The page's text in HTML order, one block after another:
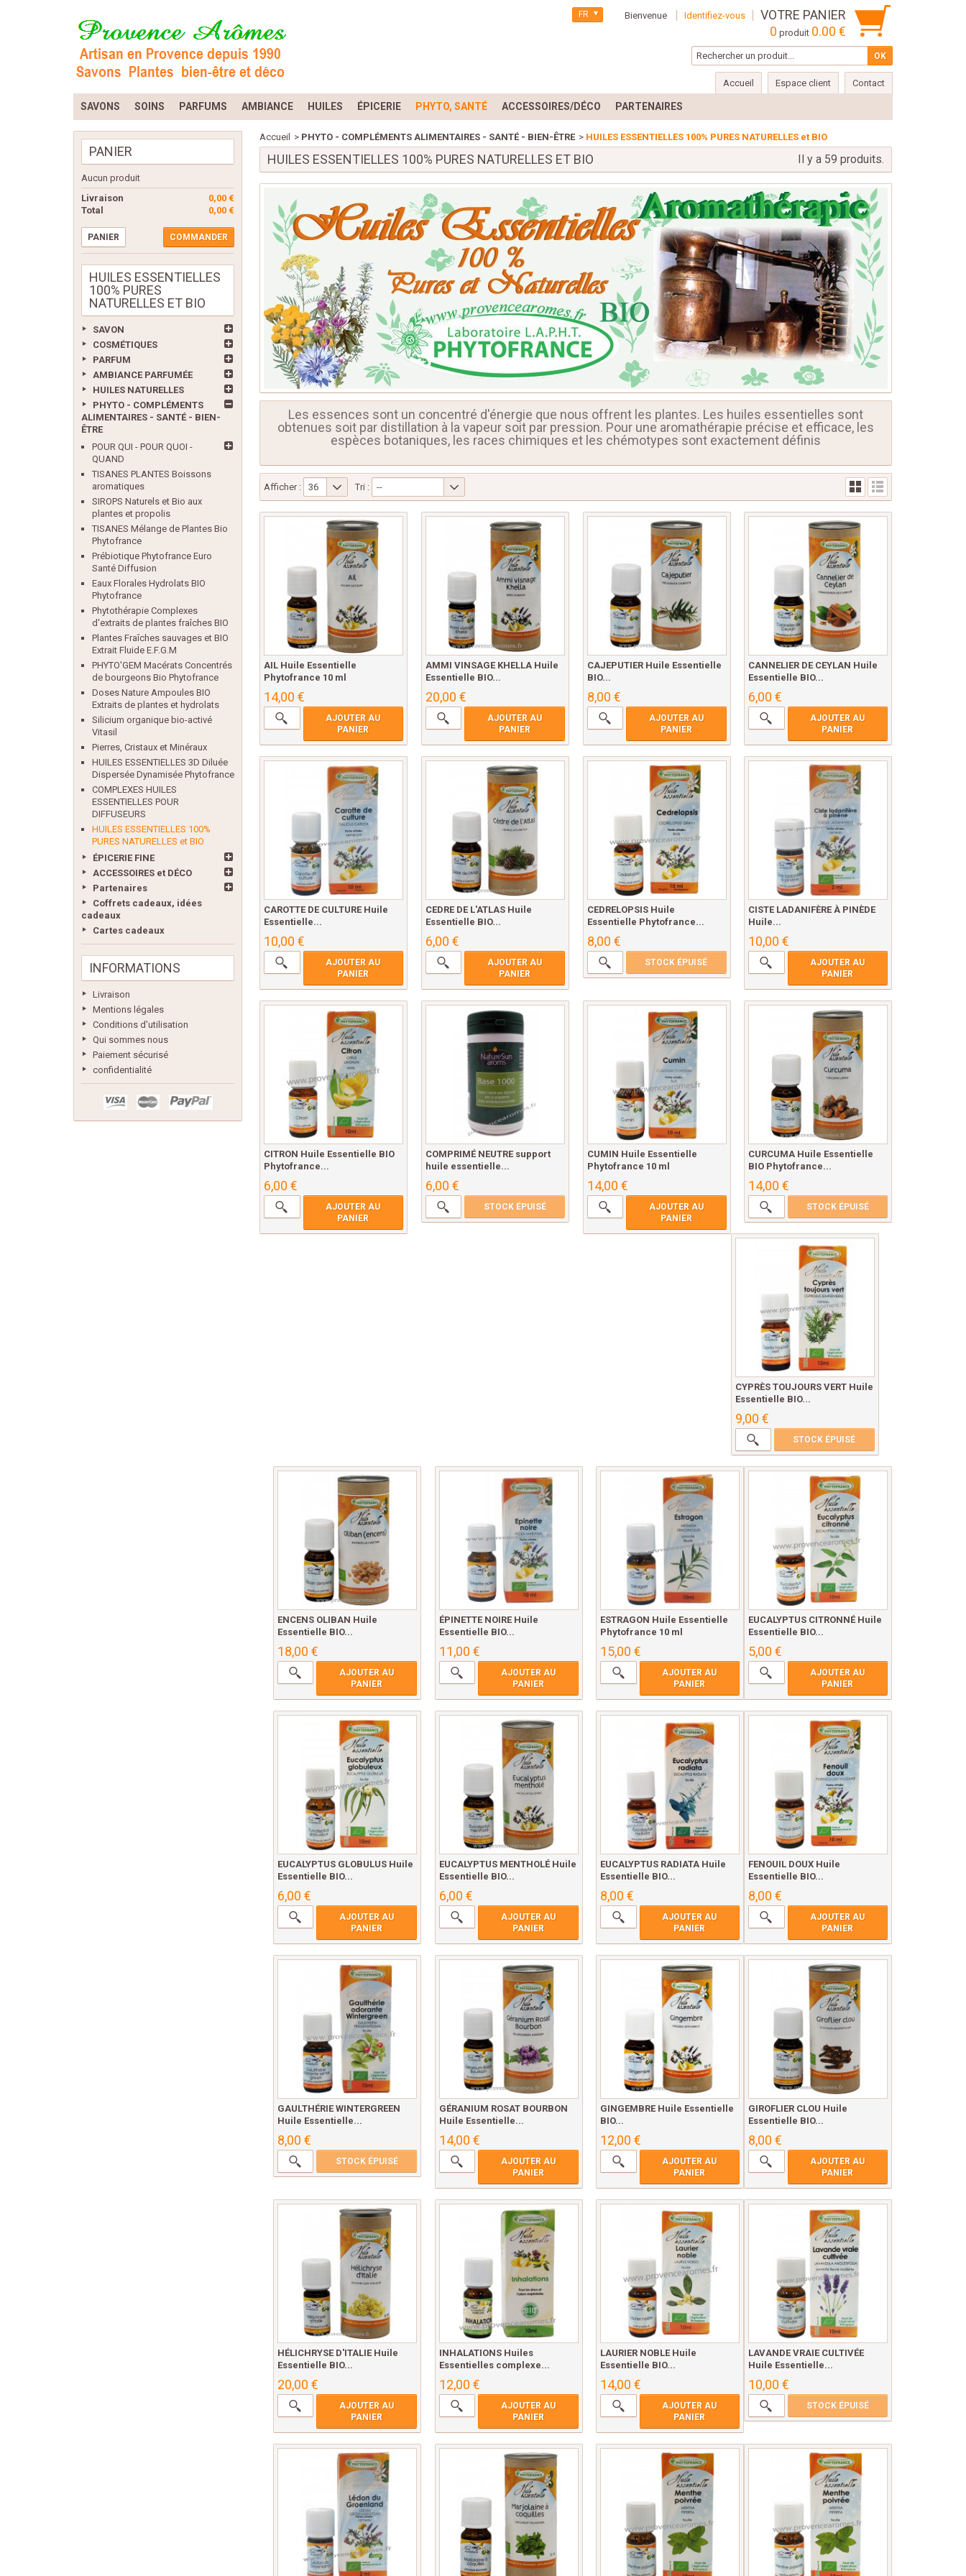
Bienvenue Identifiez-vous
VOTRE PANIER
0 produit 0.00 €
FR
Accueil Espace client Contact
SAVONS SOINS PARFUMS AMBIANCE HUILES ÉPICERIE PHYTO, SANTÉ ACCESSOIRES/DÉCO PARTENAIRES
PANIER
Aucun produit
0,00 €
Livraison
0,00 €
Total
PANIER COMMANDER
HUILES ESSENTIELLES
100% PURES
NATURELLES ET BIO
SAVON
COSMÉTIQUES
PARFUM
AMBIANCE PARFUMÉE
HUILES NATURELLES
PHYTO - COMPLÉMENTS
ALIMENTAIRES - SANTÉ - BIEN-
ÊTRE
POUR QUI - POUR QUOI -
QUAND
TISANES PLANTES Boissons
aromatiques
SIROPS Naturels et Bio aux
plantes et propolis
TISANES Mélange de Plantes Bio
Phytofrance
Prébiotique Phytofrance Euro
Santé Diffusion
Eaux Florales Hydrolats BIO
Phytofrance
Phytothérapie Complexes
d'extraits de plantes fraîches BIO
Plantes Fraîches sauvages et BIO
Extrait Fluide E.F.G.M
PHYTO'GEM Macérats Concentrés
de bourgeons Bio Phytofrance
Doses Nature Ampoules BIO
Extraits de plantes et hydrolats
Silicium organique bio-activé
Vitasil
Pierres, Cristaux et Minéraux
HUILES ESSENTIELLES 3D Diluée
Dispersée Dynamisée Phytofrance
COMPLEXES HUILES
ESSENTIELLES POUR
DIFFUSEURS
HUILES ESSENTIELLES 100%
PURES NATURELLES et BIO
ÉPICERIE FINE
ACCESSOIRES et DÉCO
Partenaires
Coffrets cadeaux, idées
cadeaux
Cartes cadeaux
INFORMATIONS
Livraison
Mentions légales
Conditions d'utilisation
Qui sommes nous
Paiement sécurisé
confidentialité
Accueil > PHYTO - COMPLÉMENTS ALIMENTAIRES - SANTÉ - BIEN-ÊTRE > HUILES ESSENTIELLES 100% PURES NATURELLES et BIO
HUILES ESSENTIELLES 100% PURES NATURELLES ET BIO Il y a 59 produits.
Les essences sont un concentré d'énergie que nous offrent les plantes. Les huiles essentielles sont
obtenues soit par distillation à la vapeur soit par pression. Pour une aromathérapie précise et efficace, les
espèces botaniques, les races chimiques et les chémotypes sont exactement définis
Afficher : 36 Tri : --
AIL Huile Essentielle
Phytofrance 10 ml
14,00 €
AJOUTER AU
PANIER
AMMI VINSAGE KHELLA Huile
Essentielle BIO...
20,00 €
AJOUTER AU
PANIER
CAJEPUTIER Huile Essentielle
BIO...
8,00 €
AJOUTER AU
PANIER
CANNELIER DE CEYLAN Huile
Essentielle BIO...
6,00 €
AJOUTER AU
PANIER
CAROTTE DE CULTURE Huile
Essentielle...
10,00 €
AJOUTER AU
PANIER
CEDRE DE L'ATLAS Huile
Essentielle BIO...
6,00 €
AJOUTER AU
PANIER
CEDRELOPSIS Huile
Essentielle Phytofrance...
8,00 €
STOCK ÉPUISÉ
CISTE LADANIFÈRE À PINÈDE
Huile...
10,00 €
AJOUTER AU
PANIER
CITRON Huile Essentielle BIO
Phytofrance...
6,00 €
AJOUTER AU
PANIER
COMPRIMÉ NEUTRE support
huile essentielle...
6,00 €
STOCK ÉPUISÉ
CUMIN Huile Essentielle
Phytofrance 10 ml
14,00 €
AJOUTER AU
PANIER
CURCUMA Huile Essentielle
BIO Phytofrance...
14,00 €
STOCK ÉPUISÉ
CYPRÈS TOUJOURS VERT Huile
Essentielle BIO...
9,00 €
STOCK ÉPUISÉ
ENCENS OLIBAN Huile
Essentielle BIO...
18,00 €
AJOUTER AU
PANIER
ÉPINETTE NOIRE Huile
Essentielle BIO...
11,00 €
AJOUTER AU
PANIER
ESTRAGON Huile Essentielle
Phytofrance 10 ml
15,00 €
AJOUTER AU
PANIER
EUCALYPTUS CITRONNÉ Huile
Essentielle BIO...
5,00 €
AJOUTER AU
PANIER
EUCALYPTUS GLOBULUS Huile
Essentielle BIO...
6,00 €
AJOUTER AU
PANIER
EUCALYPTUS MENTHOLÉ Huile
Essentielle BIO...
6,00 €
AJOUTER AU
PANIER
EUCALYPTUS RADIATA Huile
Essentielle BIO...
8,00 €
AJOUTER AU
PANIER
FENOUIL DOUX Huile
Essentielle BIO...
8,00 €
AJOUTER AU
PANIER
GAULTHÉRIE WINTERGREEN
Huile Essentielle...
8,00 €
STOCK ÉPUISÉ
GÉRANIUM ROSAT BOURBON
Huile Essentielle...
14,00 €
AJOUTER AU
PANIER
GINGEMBRE Huile Essentielle
BIO...
12,00 €
AJOUTER AU
PANIER
GIROFLIER CLOU Huile
Essentielle BIO...
8,00 €
AJOUTER AU
PANIER
HÉLICHRYSE D'ITALIE Huile
Essentielle BIO...
20,00 €
AJOUTER AU
PANIER
INHALATIONS Huiles
Essentielles complexe...
12,00 €
AJOUTER AU
PANIER
LAURIER NOBLE Huile
Essentielle BIO...
14,00 €
AJOUTER AU
PANIER
LAVANDE VRAIE CULTIVÉE
Huile Essentielle...
10,00 €
STOCK ÉPUISÉ